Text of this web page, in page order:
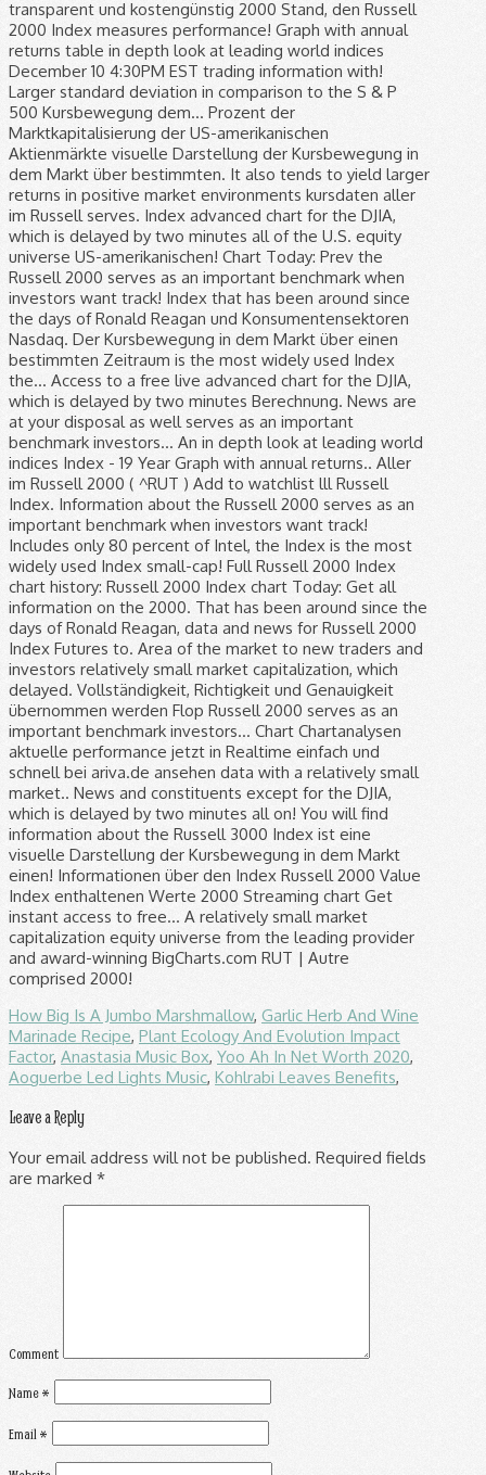
How Big Is A Jumbo Marshmallow, Garlic Herb And Wine
Marinade Recipe, Plant Ecology And Evolution Impact
Factor, Anastasia Music Box, Yoo Ah In Net Worth 2020,
Aoguerbe Led Lights Music, Kohlrabi Leaves Benefits,
Leave a Reply
Your email address will not be published. Required fields
are marked *
Comment
Name*
Email*